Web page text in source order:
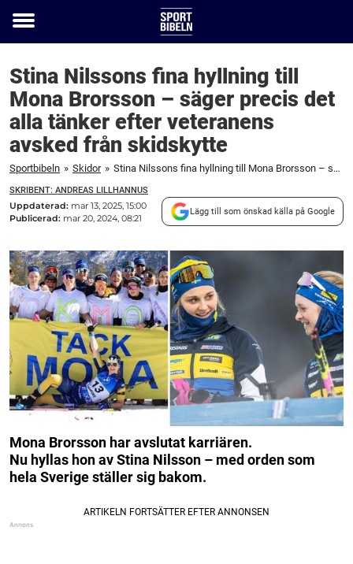
Toggle
Stina Nilssons fina hyllning till
Mona Brorsson – säger precis det
alla tänker efter veteranens
avsked från skidskytte
Sportbibeln » Skidor » Stina Nilssons fina hyllning till Mona Brorsson – säger precis det alla tänker efter veteranens avsked från skidskytte
SKRIBENT: ANDREAS LILLHANNUS
Uppdaterad: mar 13, 2025, 15:00
Publicerad: mar 20, 2024, 08:21
Lägg till som önskad källa på Google
Mona Brorsson har avslutat karriären.
Nu hyllas hon av Stina Nilsson – med orden som
hela Sverige ställer sig bakom.